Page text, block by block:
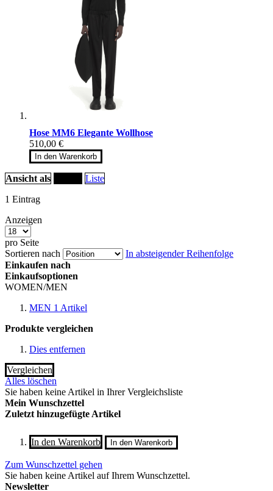
Hose MM6 Elegante Wollhose
510,00 €
In den Warenkorb
Ansicht als
Liste
1 Eintrag
Anzeigen
pro Seite
Sortieren nach
In absteigender Reihenfolge
Einkaufen nach
Einkaufsoptionen
WOMEN/MEN
MEN 1 Artikel
Produkte vergleichen
Dies entfernen
Vergleichen
Alles löschen
Sie haben keine Artikel in Ihrer Vergleichsliste
Mein Wunschzettel
Zuletzt hinzugefügte Artikel
In den Warenkorb In den Warenkorb
Zum Wunschzettel gehen
Sie haben keine Artikel auf Ihrem Wunschzettel.
Newsletter